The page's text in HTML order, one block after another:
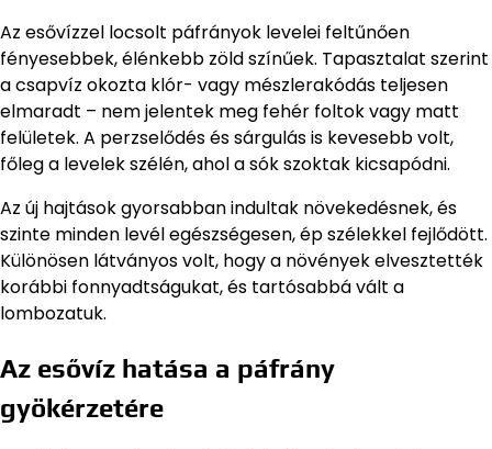
Az esővízzel locsolt páfrányok levelei feltűnően
fényesebbek, élénkebb zöld színűek. Tapasztalat szerint
a csapvíz okozta klór- vagy mészlerakódás teljesen
elmaradt – nem jelentek meg fehér foltok vagy matt
felületek. A perzselődés és sárgulás is kevesebb volt,
főleg a levelek szélén, ahol a sók szoktak kicsapódni.
Az új hajtások gyorsabban indultak növekedésnek, és
szinte minden levél egészségesen, ép szélekkel fejlődött.
Különösen látványos volt, hogy a növények elvesztették
korábbi fonnyadtságukat, és tartósabbá vált a
lombozatuk.
Az esővíz hatása a páfrány
gyökérzetére